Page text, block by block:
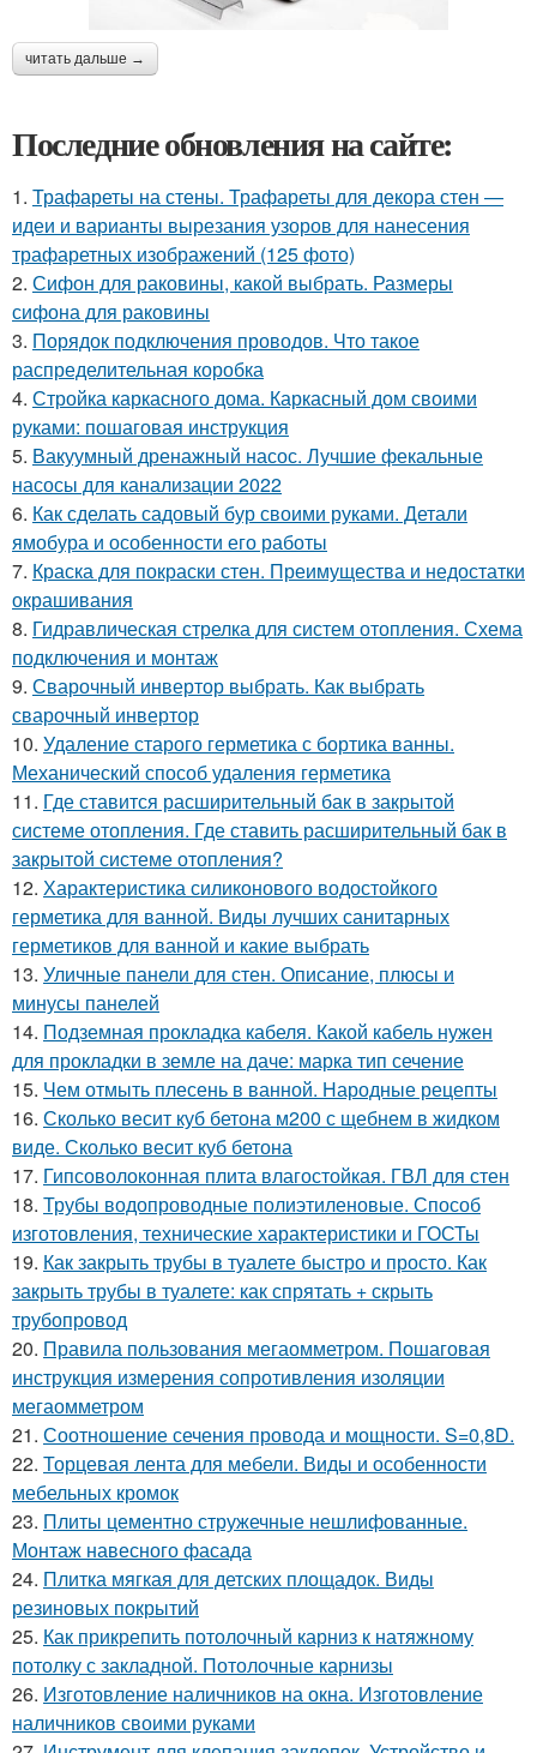
читать дальше →
Последние обновления на сайте:
1. Трафареты на стены. Трафареты для декора стен —
идеи и варианты вырезания узоров для нанесения
трафаретных изображений (125 фото)
2. Сифон для раковины, какой выбрать. Размеры
сифона для раковины
3. Порядок подключения проводов. Что такое
распределительная коробка
4. Стройка каркасного дома. Каркасный дом своими
руками: пошаговая инструкция
5. Вакуумный дренажный насос. Лучшие фекальные
насосы для канализации 2022
6. Как сделать садовый бур своими руками. Детали
ямобура и особенности его работы
7. Краска для покраски стен. Преимущества и недостатки
окрашивания
8. Гидравлическая стрелка для систем отопления. Схема
подключения и монтаж
9. Сварочный инвертор выбрать. Как выбрать
сварочный инвертор
10. Удаление старого герметика с бортика ванны.
Механический способ удаления герметика
11. Где ставится расширительный бак в закрытой
системе отопления. Где ставить расширительный бак в
закрытой системе отопления?
12. Характеристика силиконового водостойкого
герметика для ванной. Виды лучших санитарных
герметиков для ванной и какие выбрать
13. Уличные панели для стен. Описание, плюсы и
минусы панелей
14. Подземная прокладка кабеля. Какой кабель нужен
для прокладки в земле на даче: марка тип сечение
15. Чем отмыть плесень в ванной. Народные рецепты
16. Сколько весит куб бетона м200 с щебнем в жидком
виде. Сколько весит куб бетона
17. Гипсоволоконная плита влагостойкая. ГВЛ для стен
18. Трубы водопроводные полиэтиленовые. Способ
изготовления, технические характеристики и ГОСТы
19. Как закрыть трубы в туалете быстро и просто. Как
закрыть трубы в туалете: как спрятать + скрыть
трубопровод
20. Правила пользования мегаомметром. Пошаговая
инструкция измерения сопротивления изоляции
мегаомметром
21. Соотношение сечения провода и мощности. S=0,8D.
22. Торцевая лента для мебели. Виды и особенности
мебельных кромок
23. Плиты цементно стружечные нешлифованные.
Монтаж навесного фасада
24. Плитка мягкая для детских площадок. Виды
резиновых покрытий
25. Как прикрепить потолочный карниз к натяжному
потолку с закладной. Потолочные карнизы
26. Изготовление наличников на окна. Изготовление
наличников своими руками